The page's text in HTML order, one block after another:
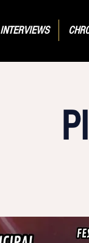
INTERVIEWS